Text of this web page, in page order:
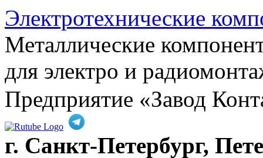
Электротехнические
Металлические
для электро и
Предприятие «Завод
г. Санкт-Петербург,